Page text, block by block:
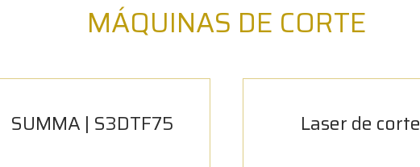
MÁQUINAS DE CORTE
SUMMA | S3DTF75 Laser de corte